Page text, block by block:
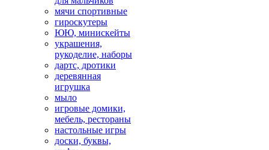
мячи спортивные
гироскутеры
ЮЮ, минискейты
украшения,
рукоделие, наборы
дартс, дротики
деревянная
игрушка
мыло
игровые домики,
мебель, рестораны
настольные игры
доски, буквы,